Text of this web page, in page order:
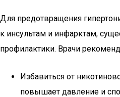
Для предотвращения
к инсультам и инфарктам,
профилактики. Врачи
Избавиться от
повышает давление и